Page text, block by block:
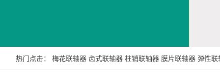
热门点击： 梅花联轴器 齿式联轴器 柱销联轴器 膜片联轴器 弹性联